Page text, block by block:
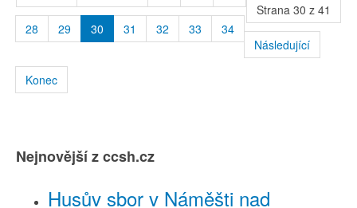
Strana 30 z 41
28 29 30 31 32 33
34
Následující
Konec
Nejnovější z ccsh.cz
Husův sbor v Náměšti nad